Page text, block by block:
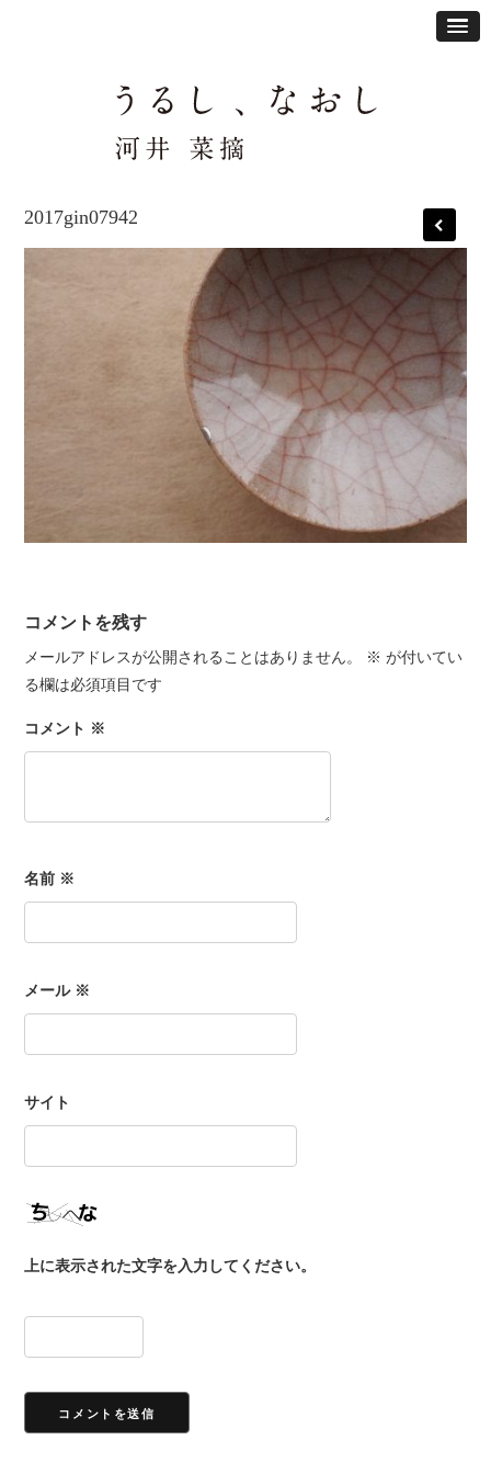
2017gin07942
コメントを残す
メールアドレスが公開されることはありません。 ※ が付いてい
る欄は必須項目です
コメント ※
名前 ※
メール ※
サイト
上に表示された文字を入力してください。